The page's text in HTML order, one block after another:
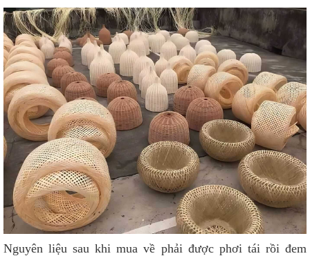
Nguyên liệu sau khi mua về phải được phơi tái rồi đem